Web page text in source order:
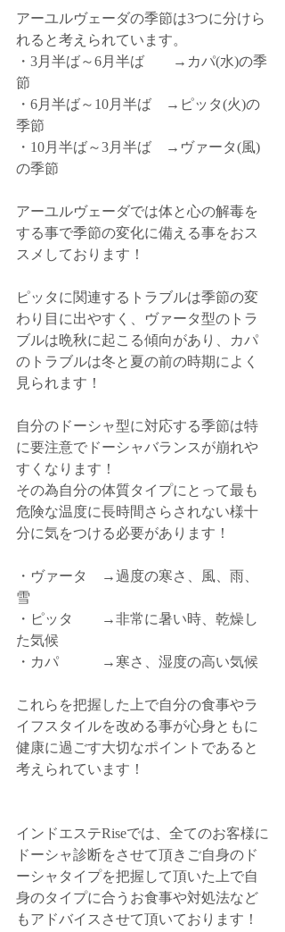
アーユルヴェーダの季節は3つに分けら
れると考えられています。
・3月半ば～6月半ば　　→カパ(水)の季
節
・6月半ば～10月半ば　→ピッタ(火)の
季節
・10月半ば～3月半ば　→ヴァータ(風)
の季節
アーユルヴェーダでは体と心の解毒を
する事で季節の変化に備える事をおス
スメしております！
ピッタに関連するトラブルは季節の変
わり目に出やすく、ヴァータ型のトラ
ブルは晩秋に起こる傾向があり、カパ
のトラブルは冬と夏の前の時期によく
見られます！
自分のドーシャ型に対応する季節は特
に要注意でドーシャバランスが崩れや
すくなります！
その為自分の体質タイプにとって最も
危険な温度に長時間さらされない様十
分に気をつける必要があります！
・ヴァータ　→過度の寒さ、風、雨、
雪
・ピッタ　　→非常に暑い時、乾燥し
た気候
・カパ　　　→寒さ、湿度の高い気候
これらを把握した上で自分の食事やラ
イフスタイルを改める事が心身ともに
健康に過ごす大切なポイントであると
考えられています！
インドエステRiseでは、全てのお客様に
ドーシャ診断をさせて頂きご自身のド
ーシャタイプを把握して頂いた上で自
身のタイプに合うお食事や対処法など
もアドバイスさせて頂いております！